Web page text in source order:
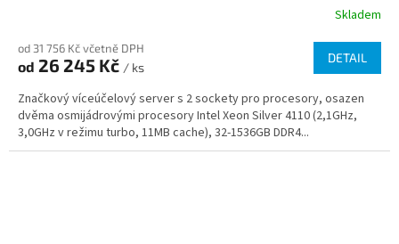
Skladem
od 31 756 Kč včetně DPH
od 26 245 Kč / ks
DETAIL
Značkový víceúčelový server s 2 sockety pro procesory, osazen
dvěma osmijádrovými procesory Intel Xeon Silver 4110 (2,1GHz,
3,0GHz v režimu turbo, 11MB cache), 32-1536GB DDR4...